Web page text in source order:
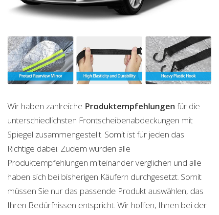
Wir haben zahlreiche Produktempfehlungen für die
unterschiedlichsten Frontscheibenabdeckungen mit
Spiegel zusammengestellt. Somit ist für jeden das
Richtige dabei. Zudem wurden alle
Produktempfehlungen miteinander verglichen und alle
haben sich bei bisherigen Käufern durchgesetzt. Somit
müssen Sie nur das passende Produkt auswählen, das
Ihren Bedürfnissen entspricht. Wir hoffen, Ihnen bei der